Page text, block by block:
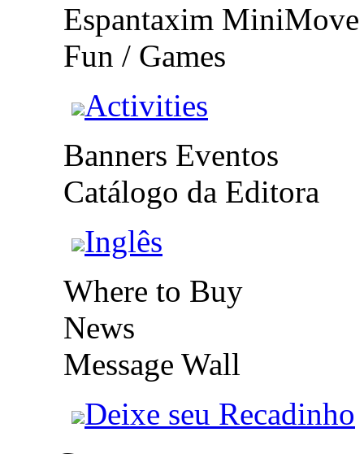
Espantaxim MiniMove
Fun / Games
Activities
Banners Eventos
Catálogo da Editora
Inglês
Where to Buy
News
Message Wall
Deixe seu Recadinho